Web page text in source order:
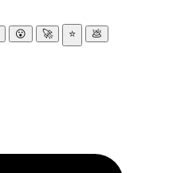
😮 🚀 ⭐ 💩